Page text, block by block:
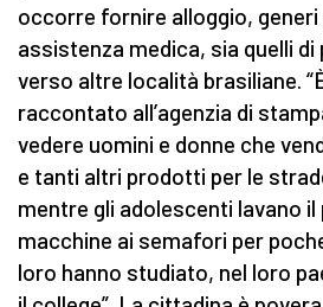
occorre fornire alloggio, generi
assistenza medica, sia quelli
verso altre località brasiliane.
raccontato all’agenzia di
vedere uomini e donne che
e tanti altri prodotti per le
mentre gli adolescenti lavano il
macchine ai semafori per
loro hanno studiato, nel loro